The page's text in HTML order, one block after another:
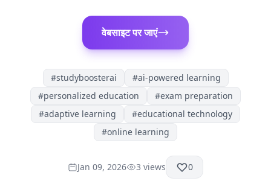
वेबसाइट पर जाएं
#studyboosterai #ai-powered learning
#personalized education #exam preparation
#adaptive learning #educational technology
#online learning
Jan 09, 2026 3 views 0